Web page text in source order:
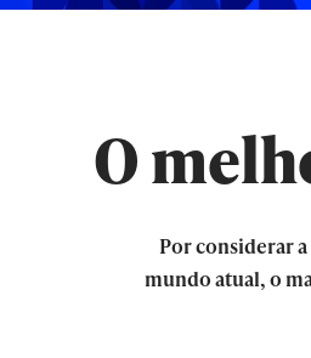
O
Por considerar
mundo atual, o